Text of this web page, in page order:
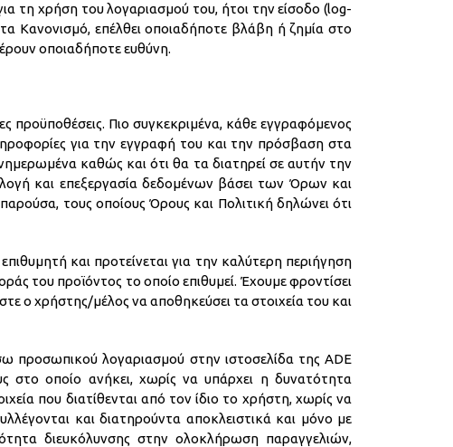
τη χρήση του λογαριασμού του, ήτοι την είσοδο (log-
Κανονισμό, επέλθει οποιαδήποτε βλάβη ή ζημία στο
οποιαδήποτε ευθύνη.
προϋποθέσεις. Πιο συγκεκριμένα, κάθε εγγραφόμενος
για την εγγραφή του και την πρόσβαση στα
καθώς και ότι θα τα διατηρεί σε αυτήν την
και επεξεργασία δεδομένων βάσει των Όρων και
τους οποίους Όρους και Πολιτική δηλώνει ότι
και προτείνεται για την καλύτερη περιήγηση
του προϊόντος το οποίο επιθυμεί. Έχουμε φροντίσει
ο χρήστης/μέλος να αποθηκεύσει τα στοιχεία του και
προσωπικού λογαριασμού στην ιστοσελίδα της ADE
οποίο ανήκει, χωρίς να υπάρχει η δυνατότητα
που διατίθενται από τον ίδιο το χρήστη, χωρίς να
και διατηρούντα αποκλειστικά και μόνο με
διευκόλυνσης στην ολοκλήρωση παραγγελιών,